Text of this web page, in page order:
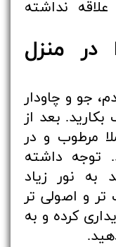
نداشته
در منزل
جو و چاودار
بعد از
مرطوب و در
توجه داشته
به نور زیاد
تر و اصولی تر
کرده و به